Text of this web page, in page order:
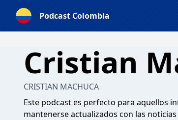
Podcast Colombia
Cristian
CRISTIAN MACHUCA
Este podcast es perfecto para aquellos
mantenerse actualizados con las